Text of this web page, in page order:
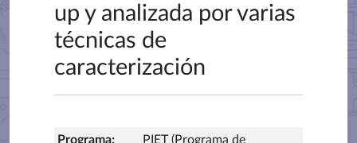
up y analizada por varias
técnicas de
caracterización
Programa:
PIET (Programa de